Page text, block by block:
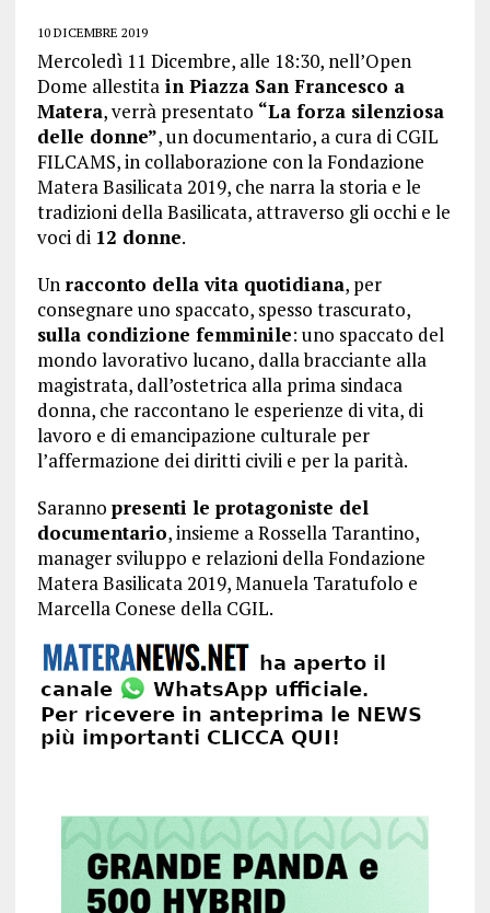
10 DICEMBRE 2019
Mercoledì 11 Dicembre, alle 18:30, nell’Open
Dome allestitain Piazza San Francesco a
Matera, verrà presentato “La forza silenziosa
delle donne”, un documentario, a cura di CGIL
FILCAMS, in collaborazione con la Fondazione
Matera Basilicata 2019, che narra la storia e le
tradizioni della Basilicata, attraverso gli occhi e le
voci di 12 donne.
Un racconto della vita quotidiana, per
consegnare uno spaccato, spesso trascurato,
sulla condizione femminile: uno spaccato del
mondo lavorativo lucano, dalla bracciante alla
magistrata, dall’ostetrica alla prima sindaca
donna, che raccontano le esperienze di vita, di
lavoro e di emancipazione culturale per
l’affermazione dei diritti civili e per la parità.
Saranno presenti le protagoniste del
documentario, insieme a Rossella Tarantino,
manager sviluppo e relazioni della Fondazione
Matera Basilicata 2019, Manuela Taratufolo e
Marcella Conese della CGIL.